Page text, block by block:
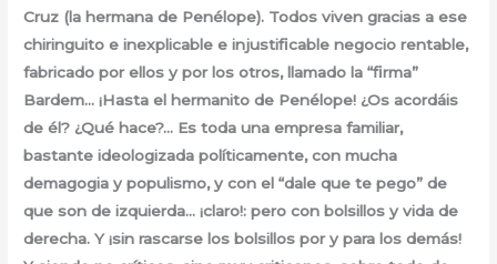
Cruz (la hermana de Penélope). Todos viven gracias a ese
chiringuito e inexplicable e injustificable negocio rentable,
fabricado por ellos y por los otros, llamado la “firma”
Bardem… ¡Hasta el hermanito de Penélope! ¿Os acordáis
de él? ¿Qué hace?… Es toda una empresa familiar,
bastante ideologizada políticamente, con mucha
demagogia y populismo, y con el “dale que te pego” de
que son de izquierda… ¡claro!: pero con bolsillos y vida de
derecha. Y ¡sin rascarse los bolsillos por y para los demás!